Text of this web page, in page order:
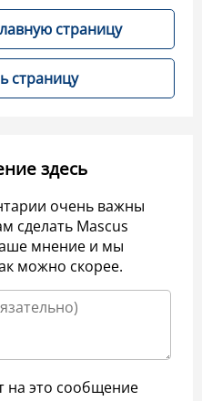
страницу
страницу
здесь
очень важны
сделать Mascus
мнение и мы
можно скорее.
на это сообщение